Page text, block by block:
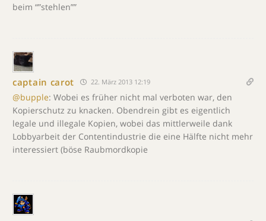
beim “”stehlen””
captain carot 22. März 2013 12:19
@bupple: Wobei es früher nicht mal verboten war, den
Kopierschutz zu knacken. Obendrein gibt es eigentlich
legale und illegale Kopien, wobei das mittlerweile dank
Lobbyarbeit der Contentindustrie die eine Hälfte nicht mehr
interessiert (böse Raubmordkopie